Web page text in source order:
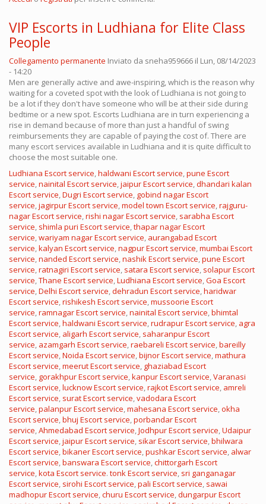
VIP Escorts in Ludhiana for Elite Class
People
Collegamento permanente Inviato da sneha959666 il Lun, 08/14/2023
- 14:20
Men are generally active and awe-inspiring, which is the reason why
waiting for a coveted spot with the look of Ludhiana is not going to
be a lot if they don't have someone who will be at their side during
bedtime or a new spot. Escorts Ludhiana are in turn experiencing a
rise in demand because of more than just a handful of swing
reimbursements they are capable of paying the cost of. There are
many escort services available in Ludhiana and it is quite difficult to
choose the most suitable one.
Ludhiana Escort service,haldwani Escort service,pune Escort
service,nainital Escort service,jaipur Escort service,dhandari kalan
Escort service,Dugri Escort service, gobind nagar Escort
service,jagirpur Escort service,model town Escort service,rajguru-
nagar Escort service,rishi nagar Escort service, sarabha Escort
service, shimla puri Escort service,thapar nagar Escort
service,wariyam nagar Escort service, aurangabad Escort
service,kalyan Escort service,nagpur Escort service,mumbai Escort
service,nanded Escort service,nashik Escort service,pune Escort
service,ratnagiri Escort service, satara Escort service, solapur Escort
service,Thane Escort service,Ludhiana Escort service,Goa Escort
service,Delhi Escort service,dehradun Escort service,haridwar
Escort service,rishikesh Escort service,mussoorie Escort
service,ramnagar Escort service,nainital Escort service,bhimtal
Escort service,haldwani Escort service,rudrapur Escort service, agra
Escort service, aligarh Escort service, saharanpur Escort
service, azamgarh Escort service,raebareli Escort service,bareilly
Escort service,Noida Escort service,bijnor Escort service,mathura
Escort service,meerut Escort service, ghaziabad Escort
service, gorakhpur Escort service,kanpur Escort service,Varanasi
Escort service,lucknow Escort service,rajkot Escort service, amreli
Escort service, surat Escort service,vadodara Escort
service,palanpur Escort service,mahesana Escort service,okha
Escort service,bhuj Escort service,porbandar Escort
service,Ahmedabad Escort service,Jodhpur Escort service,Udaipur
Escort service,jaipur Escort service, sikar Escort service,bhilwara
Escort service,bikaner Escort service,pushkar Escort service, alwar
Escort service,banswara Escort service,chittorgarh Escort
service,kota Escort service. tonk Escort service, sri ganganagar
Escort service, sirohi Escort service,pali Escort service, sawai
madhopur Escort service,churu Escort service,dungarpur Escort